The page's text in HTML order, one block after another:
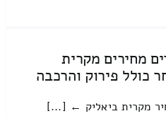
מחירים מקרית
כולל פירוק והרכבה
מקרית ביאליק ← [...]